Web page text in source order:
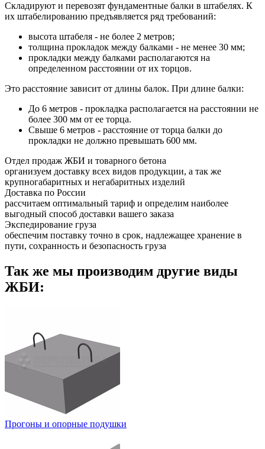
Складируют и перевозят фундаментные балки в штабелях. К
их штабелированию предъявляется ряд требований:
высота штабеля - не более 2 метров;
толщина прокладок между балками - не менее 30 мм;
прокладки между балками располагаются на
определенном расстоянии от их торцов.
Это расстояние зависит от длины балок. При длине балки:
До 6 метров - прокладка располагается на расстоянии не
более 300 мм от ее торца.
Свыше 6 метров - расстояние от торца балки до
прокладки не должно превышать 600 мм.
Отдел продаж ЖБИ и товарного бетона
организуем доставку всех видов продукции, а так же
крупногабаритных и негабаритных изделий
Доставка по России
рассчитаем оптимальный тариф и определим наиболее
выгодный способ доставки вашего заказа
Экспедирование груза
обеспечим поставку точно в срок, надлежащее хранение в
пути, сохранность и безопасность груза
Так же мы производим другие виды
ЖБИ:
Прогоны и опорные подушки